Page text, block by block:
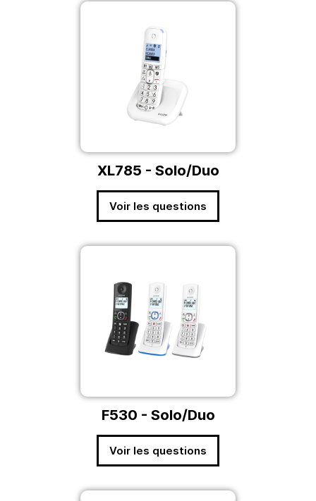
XL785 - Solo/Duo
Voir les questions
F530 - Solo/Duo
Voir les questions